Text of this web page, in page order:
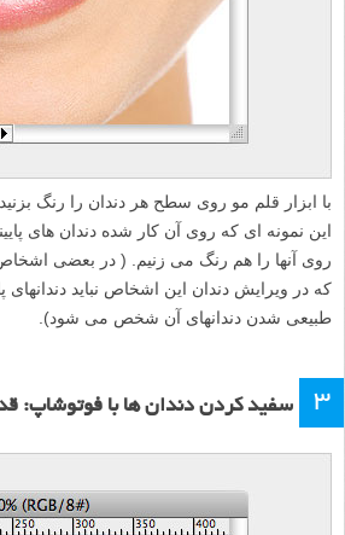
با ابزار قلم مو روی سطح هر دندان را رنگ
این نمونه ای که روی آن کار شده دندان های
روی آنها را هم رنگ می زنیم. ( در بعضی اشخاص
که در ویرایش دندان این اشخاص نباید دندانهای
طبیعی شدن دندانهای آن شخص می شود).
۳ سفید کردن دندان ها با فوتوشاپ: